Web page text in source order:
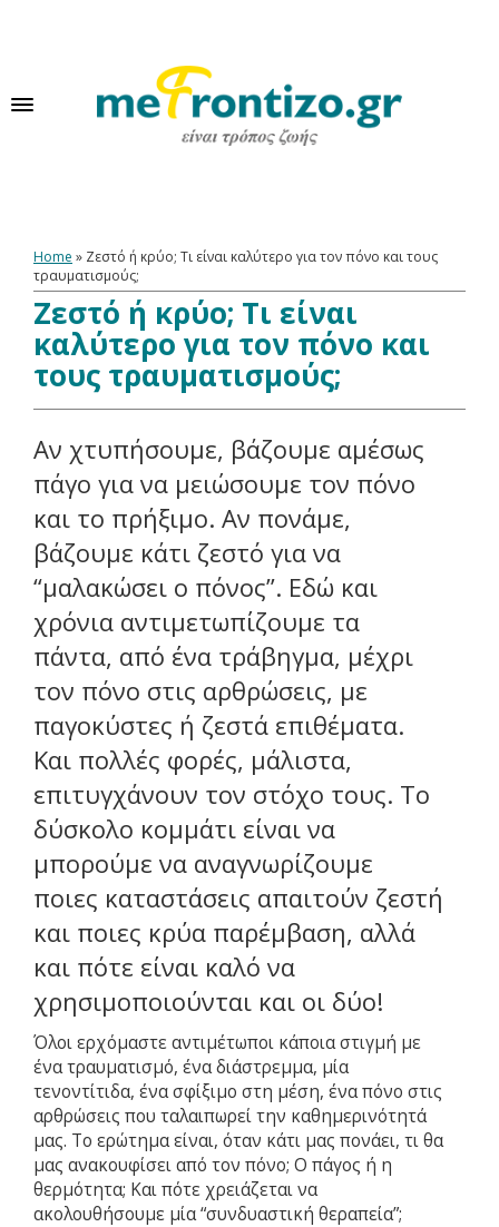
Home » Ζεστό ή κρύο; Τι είναι καλύτερο για τον πόνο και τους
τραυματισμούς;
Ζεστό ή κρύο; Τι είναι
καλύτερο για τον πόνο και
τους τραυματισμούς;
Αν χτυπήσουμε, βάζουμε αμέσως
πάγο για να μειώσουμε τον πόνο
και το πρήξιμο. Αν πονάμε,
βάζουμε κάτι ζεστό για να
“μαλακώσει ο πόνος”. Εδώ και
χρόνια αντιμετωπίζουμε τα
πάντα, από ένα τράβηγμα, μέχρι
τον πόνο στις αρθρώσεις, με
παγοκύστες ή ζεστά επιθέματα.
Και πολλές φορές, μάλιστα,
επιτυγχάνουν τον στόχο τους. Το
δύσκολο κομμάτι είναι να
μπορούμε να αναγνωρίζουμε
ποιες καταστάσεις απαιτούν ζεστή
και ποιες κρύα παρέμβαση, αλλά
και πότε είναι καλό να
χρησιμοποιούνται και οι δύο!
Όλοι ερχόμαστε αντιμέτωποι κάποια στιγμή με
ένα τραυματισμό, ένα διάστρεμμα, μία
τενοντίτιδα, ένα σφίξιμο στη μέση, ένα πόνο στις
αρθρώσεις που ταλαιπωρεί την καθημερινότητά
μας. Το ερώτημα είναι, όταν κάτι μας πονάει, τι θα
μας ανακουφίσει από τον πόνο; Ο πάγος ή η
θερμότητα; Και πότε χρειάζεται να
ακολουθήσουμε μία “συνδυαστική θεραπεία”;